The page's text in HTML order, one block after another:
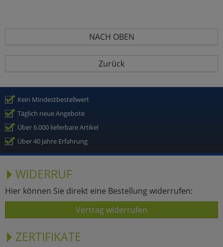
NACH OBEN
Zurück
Kein Mindestbestellwert
Täglich neue Angebote
Über 6.000 lieferbare Artikel
Über 40 Jahre Erfahrung
WIDERRUF
Hier können Sie direkt eine Bestellung widerrufen:
Vertrag widerrufen
ZERTIFIKATE